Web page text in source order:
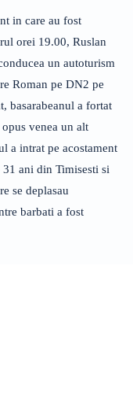
in care au fost
orei 19.00, Ruslan
un autoturism
Roman pe DN2 pe
basarabeanul a fortat
venea un alt
a intrat pe acostament
ani din Timisesti si
se deplasau
barbati a fost